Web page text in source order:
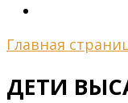
Главная
ДЕТИ